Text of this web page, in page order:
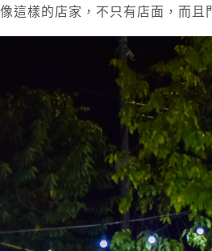
像這樣的店家，不只有店面，而且